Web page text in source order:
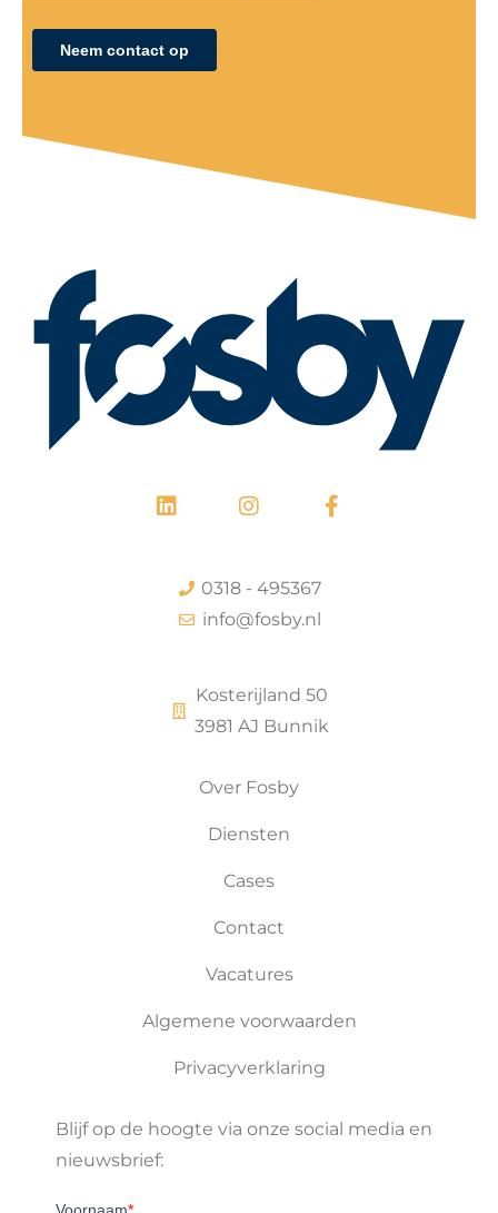
0318 - 495367
info@fosby.nl
Kosterijland 50
3981 AJ Bunnik
Over Fosby
Diensten
Cases
Contact
Vacatures
Algemene voorwaarden
Privacyverklaring
Blijf op de hoogte via onze social media en
nieuwsbrief: